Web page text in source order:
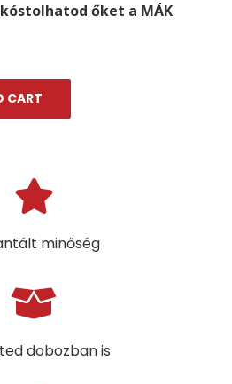
őket a MÁK
CART
minőség
dobozban is